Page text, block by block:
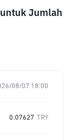
Jumlah
08/07 18:00
0.07627 TRY